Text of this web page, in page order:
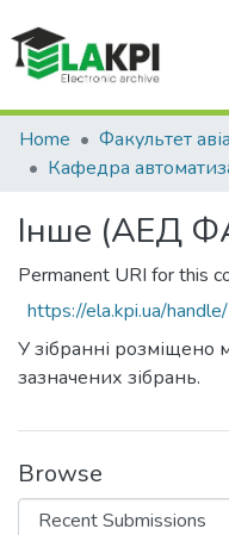
Communities &
All of DSpace
Statistics
Home
Інше (АЕД
Permanent URI for this
https://ela.kpi.ua/
У зібранні розміщено
зазначених зібрань.
Browse